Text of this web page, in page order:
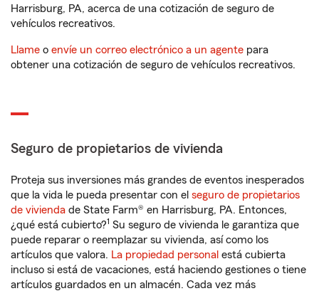
Harrisburg, PA, acerca de una cotización de seguro de
vehículos recreativos.
Llame o envíe un correo electrónico a un agente para
obtener una cotización de seguro de vehículos recreativos.
Seguro de propietarios de vivienda
Proteja sus inversiones más grandes de eventos inesperados
que la vida le pueda presentar con el seguro de propietarios
de vivienda de State Farm® en Harrisburg, PA. Entonces,
¿qué está cubierto?1 Su seguro de vivienda le garantiza que
puede reparar o reemplazar su vivienda, así como los
artículos que valora. La propiedad personal está cubierta
incluso si está de vacaciones, está haciendo gestiones o tiene
artículos guardados en un almacén. Cada vez más